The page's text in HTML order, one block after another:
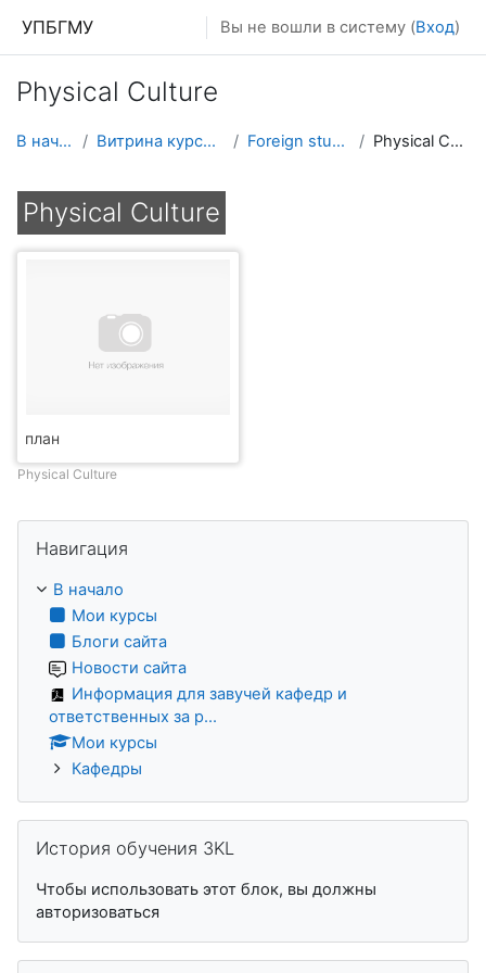
УПБГМУ Вы не вошли в систему (Вход)
Physical Culture
В начало Витрина курсов 3KL Foreign students Physical Culture
Physical Culture
план
Physical Culture
Навигация
В начало
Мои курсы
Блоги сайта
Новости сайта
Информация для завучей кафедр и
ответственных за р...
Мои курсы
Кафедры
История обучения 3KL
Чтобы использовать этот блок, вы должны
авторизоваться